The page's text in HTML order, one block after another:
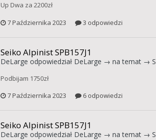
Up Dwa za 2200zł
7 Października 2023
3 odpowiedzi
Seiko Alpinist SPB157J1
DeLarge odpowiedział DeLarge → na temat →
Podbijam 1750zł
7 Października 2023
6 odpowiedzi
Seiko Alpinist SPB157J1
DeLarge odpowiedział DeLarge → na temat →